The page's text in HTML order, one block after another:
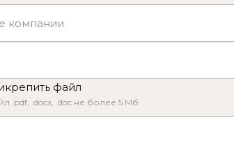
файл
.pdf, .docx, .doc не более 5 Мб